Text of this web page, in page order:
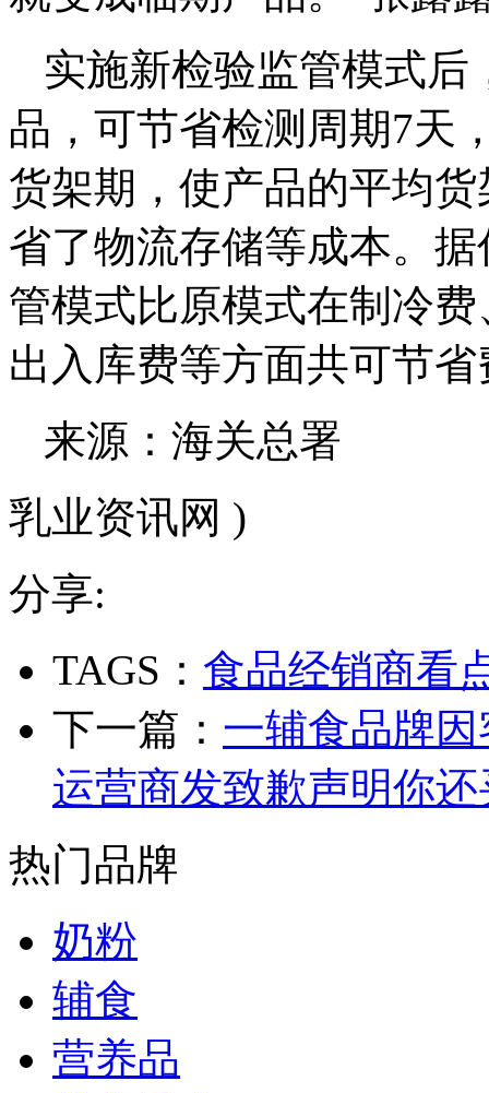
实施新检验监管模式
品，可节省检测周期7天
货架期，使产品的平均
省了物流存储等成本。
管模式比原模式在制冷
出入库费等方面共可节
来源：海关总署
乳业资讯网 )
分享:
TAGS： 食品经销商看
下一篇： 一辅食品牌因
运营商发致歉声明你
热门品牌
奶粉
辅食
营养品